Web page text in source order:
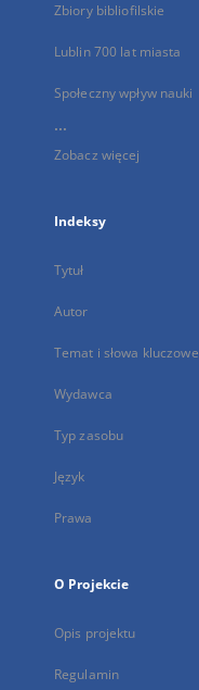
Zbiory bibliofilskie
Lublin 700 lat miasta
Społeczny wpływ nauki
...
Zobacz więcej
Indeksy
Tytuł
Autor
Temat i słowa kluczowe
Wydawca
Typ zasobu
Język
Prawa
O Projekcie
Opis projektu
Regulamin